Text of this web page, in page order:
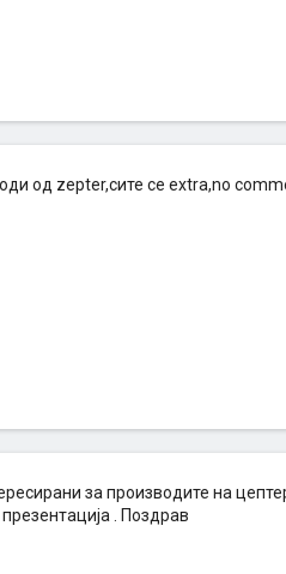
од zepter,сите се extra,no
за производите на
. Поздрав